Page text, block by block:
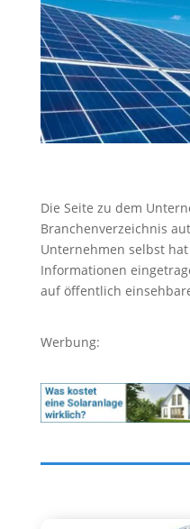
Die Seite zu dem
Branchenverzeichnis
Unternehmen selbst
Informationen
auf öffentlich
Werbung: